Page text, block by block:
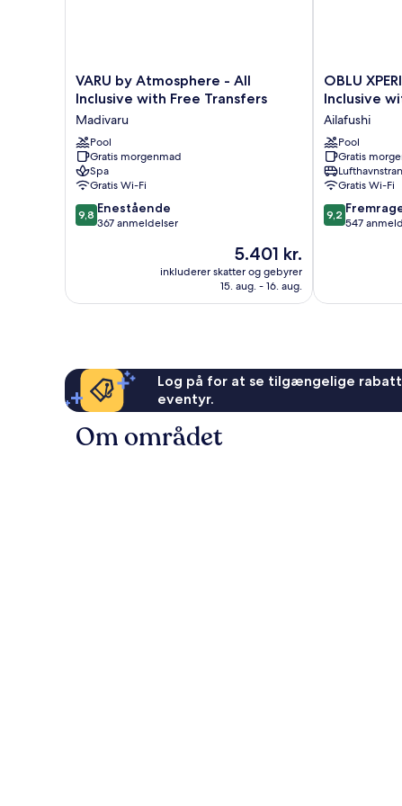
VARU
by
-
All
Inclusive
with
Free
Transfers
Madivaru
VARU by Atmosphere - All
Inclusive with Free Transfers
Madivaru
Pool
Gratis morgenmad
Spa
Gratis Wi-Fi
9.8
ud
anmeldelser
9,8 Enestående
367 anmeldelser
Prisen
er
5.401 kr.
5.401 kr.
inkluderer skatter og gebyrer
15. aug. - 16. aug.
OBLU
XPERIENCE
-
All
Inclusive
with
Free
Transfers
Ailafushi
OBLU
Inclusive
Ailafushi
Pool
Gratis
Gratis Wi-Fi
9.2
ud
anmeldelser
9,2
547
Log på for at se tilgængelige
eventyr.
Om området